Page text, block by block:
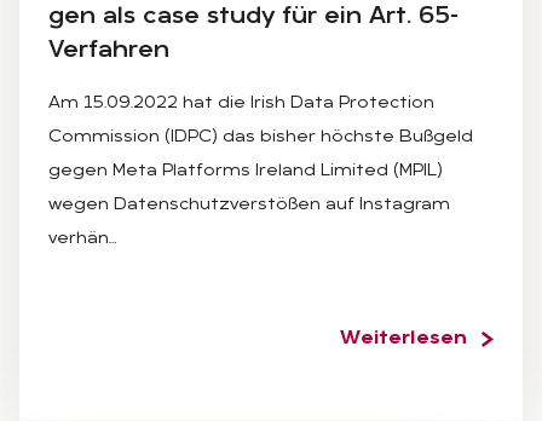
gen als case stu­dy für ein Art. 65-
Ver­fah­ren
Am 15.09.2022 hat die Irish Data Protection
Commission (IDPC) das bisher höchste Bußgeld
gegen Meta Platforms Ireland Limited (MPIL)
wegen Datenschutzverstößen auf Instagram
verhän…
Weiterlesen